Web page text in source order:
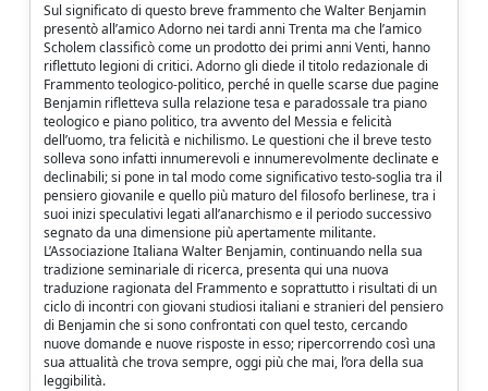
Sul significato di questo breve frammento che Walter Benjamin
presentò all’amico Adorno nei tardi anni Trenta ma che l’amico
Scholem classificò come un prodotto dei primi anni Venti, hanno
riflettuto legioni di critici. Adorno gli diede il titolo redazionale di
Frammento teologico-politico, perché in quelle scarse due pagine
Benjamin rifletteva sulla relazione tesa e paradossale tra piano
teologico e piano politico, tra avvento del Messia e felicità
dell’uomo, tra felicità e nichilismo. Le questioni che il breve testo
solleva sono infatti innumerevoli e innumerevolmente declinate e
declinabili; si pone in tal modo come significativo testo-soglia tra il
pensiero giovanile e quello più maturo del filosofo berlinese, tra i
suoi inizi speculativi legati all’anarchismo e il periodo successivo
segnato da una dimensione più apertamente militante.
L’Associazione Italiana Walter Benjamin, continuando nella sua
tradizione seminariale di ricerca, presenta qui una nuova
traduzione ragionata del Frammento e soprattutto i risultati di un
ciclo di incontri con giovani studiosi italiani e stranieri del pensiero
di Benjamin che si sono confrontati con quel testo, cercando
nuove domande e nuove risposte in esso; ripercorrendo così una
sua attualità che trova sempre, oggi più che mai, l’ora della sua
leggibilità.